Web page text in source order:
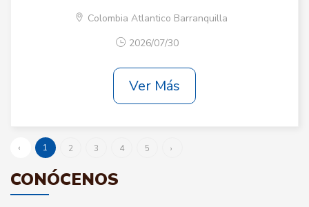
Colombia Atlantico Barranquilla
2026/07/30
Ver Más
‹ 1 2 3 4 5 ›
CONÓCENOS